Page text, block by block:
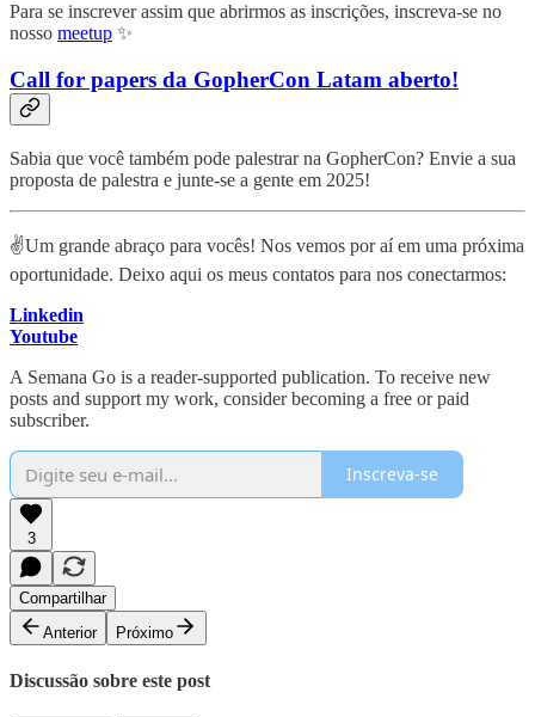
Para se inscrever assim que abrirmos as inscrições, inscreva-se no
nosso meetup ✨
Call for papers da GopherCon Latam aberto!
Sabia que você também pode palestrar na GopherCon? Envie a sua
proposta de palestra e junte-se a gente em 2025!
✌️Um grande abraço para vocês! Nos vemos por aí em uma próxima
oportunidade. Deixo aqui os meus contatos para nos conectarmos:
Linkedin
Youtube
A Semana Go is a reader-supported publication. To receive new
posts and support my work, consider becoming a free or paid
subscriber.
Inscreva-se
3
Compartilhar
Anterior
Próximo
Discussão sobre este post